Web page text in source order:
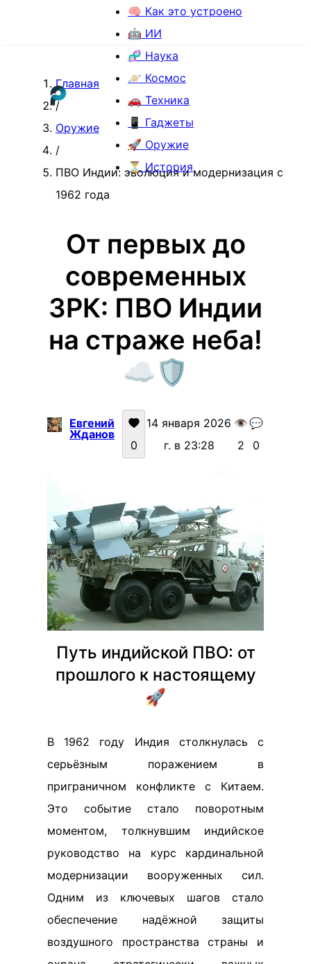
🧠 Как это устроено
🤖 ИИ
🧬 Наука
🪐 Космос
🚗 Техника
📱 Гаджеты
🚀 Оружие
⏳ История
Главная
/
Оружие
/
ПВО Индии: эволюция и модернизация с
1962 года
От первых до
современных
ЗРК: ПВО Индии
на страже неба!
☁️🛡️
Евгений
Жданов
0
14 января 2026
г. в 23:28
👁️
2
💬
0
Путь индийской ПВО: от
прошлого к настоящему
🚀
В 1962 году Индия столкнулась с
серьёзным поражением в
приграничном конфликте с Китаем.
Это событие стало поворотным
моментом, толкнувшим индийское
руководство на курс кардинальной
модернизации вооруженных сил.
Одним из ключевых шагов стало
обеспечение надёжной защиты
воздушного пространства страны и